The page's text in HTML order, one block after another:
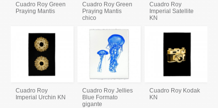
Cuadro Roy Green
Praying Mantis
Cuadro Roy Green
Praying Mantis
chico
Cuadro Roy
Imperial Satellite
KN
Cuadro Roy
Imperial Urchin KN
Cuadro Roy Jellies
Blue Formato
gigante
Cuadro Roy Kodak
KN